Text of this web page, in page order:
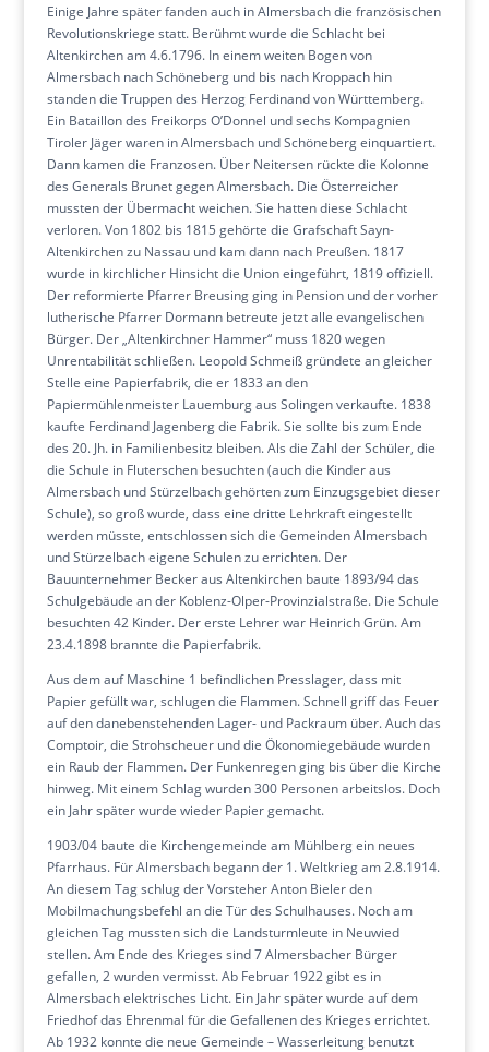
Einige Jahre später fanden auch in Almersbach die französischen
Revolutionskriege statt. Berühmt wurde die Schlacht bei
Altenkirchen am 4.6.1796. In einem weiten Bogen von
Almersbach nach Schöneberg und bis nach Kroppach hin
standen die Truppen des Herzog Ferdinand von Württemberg.
Ein Bataillon des Freikorps O’Donnel und sechs Kompagnien
Tiroler Jäger waren in Almersbach und Schöneberg einquartiert.
Dann kamen die Franzosen. Über Neitersen rückte die Kolonne
des Generals Brunet gegen Almersbach. Die Österreicher
mussten der Übermacht weichen. Sie hatten diese Schlacht
verloren. Von 1802 bis 1815 gehörte die Grafschaft Sayn-
Altenkirchen zu Nassau und kam dann nach Preußen. 1817
wurde in kirchlicher Hinsicht die Union eingeführt, 1819 offiziell.
Der reformierte Pfarrer Breusing ging in Pension und der vorher
lutherische Pfarrer Dormann betreute jetzt alle evangelischen
Bürger. Der „Altenkirchner Hammer“ muss 1820 wegen
Unrentabilität schließen. Leopold Schmeiß gründete an gleicher
Stelle eine Papierfabrik, die er 1833 an den
Papiermühlenmeister Lauemburg aus Solingen verkaufte. 1838
kaufte Ferdinand Jagenberg die Fabrik. Sie sollte bis zum Ende
des 20. Jh. in Familienbesitz bleiben. Als die Zahl der Schüler, die
die Schule in Fluterschen besuchten (auch die Kinder aus
Almersbach und Stürzelbach gehörten zum Einzugsgebiet dieser
Schule), so groß wurde, dass eine dritte Lehrkraft eingestellt
werden müsste, entschlossen sich die Gemeinden Almersbach
und Stürzelbach eigene Schulen zu errichten. Der
Bauunternehmer Becker aus Altenkirchen baute 1893/94 das
Schulgebäude an der Koblenz-Olper-Provinzialstraße. Die Schule
besuchten 42 Kinder. Der erste Lehrer war Heinrich Grün. Am
23.4.1898 brannte die Papierfabrik.
Aus dem auf Maschine 1 befindlichen Presslager, dass mit
Papier gefüllt war, schlugen die Flammen. Schnell griff das Feuer
auf den danebenstehenden Lager- und Packraum über. Auch das
Comptoir, die Strohscheuer und die Ökonomiegebäude wurden
ein Raub der Flammen. Der Funkenregen ging bis über die Kirche
hinweg. Mit einem Schlag wurden 300 Personen arbeitslos. Doch
ein Jahr später wurde wieder Papier gemacht.
1903/04 baute die Kirchengemeinde am Mühlberg ein neues
Pfarrhaus. Für Almersbach begann der 1. Weltkrieg am 2.8.1914.
An diesem Tag schlug der Vorsteher Anton Bieler den
Mobilmachungsbefehl an die Tür des Schulhauses. Noch am
gleichen Tag mussten sich die Landsturmleute in Neuwied
stellen. Am Ende des Krieges sind 7 Almersbacher Bürger
gefallen, 2 wurden vermisst. Ab Februar 1922 gibt es in
Almersbach elektrisches Licht. Ein Jahr später wurde auf dem
Friedhof das Ehrenmal für die Gefallenen des Krieges errichtet.
Ab 1932 konnte die neue Gemeinde – Wasserleitung benutzt